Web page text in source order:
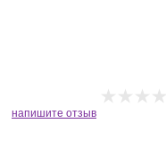
напишите отзыв